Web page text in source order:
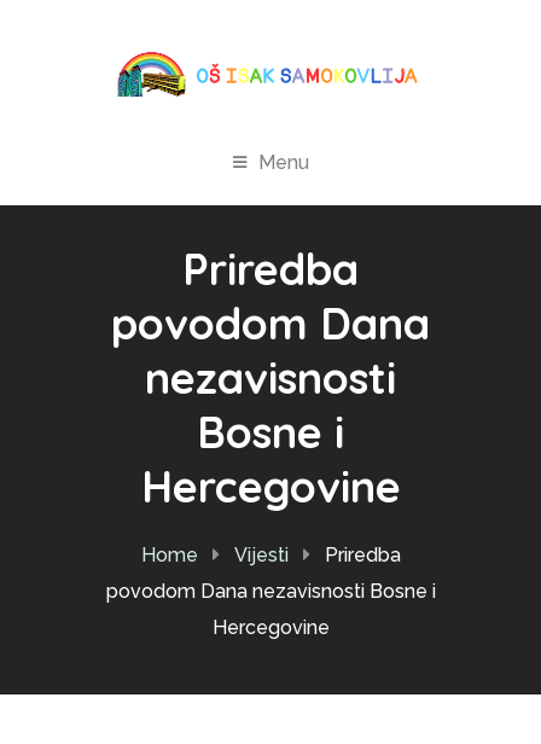
Menu
Priredba
povodom Dana
nezavisnosti
Bosne i
Hercegovine
Home Vijesti
Priredba
povodom Dana nezavisnosti Bosne i
Hercegovine